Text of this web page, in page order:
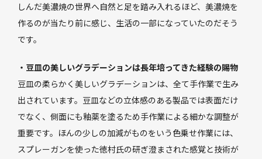
しんだ美濃焼の世界へ自然と足を踏み入れるほど、美濃焼を
作るのが当たり前に感じ、生活の一部になっていたのだそう
です。
・豆皿の美しいグラデーションは長年培ってきた経験の賜物
豆皿の柔らかく美しいグラデーションは、全て手作業で生み
出されています。豆皿などの立体感のある製品では表面だけ
でなく、側面にも釉薬を塗るため手作業による細かな調整が
重要です。ほんの少しの加減がものをいう色乗せ作業には、
スプレーガンを使った徳村氏の研ぎ澄まされた感覚と技術が